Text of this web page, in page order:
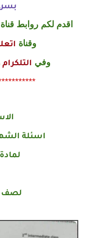
اقدم لكم روابط قناة
وقناة
وفي التلكرام
اسئلة
لصف